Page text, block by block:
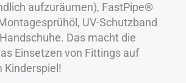
aufzuräumen), FastPipe®
UV-Schutzband
Das macht die
Einsetzen von Fittings auf
Kinderspiel!